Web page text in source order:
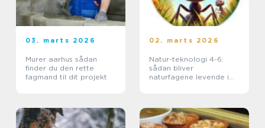
03. marts 2026
Murer aarhus sådan
finder du den rette
fagmand til dit projekt
02. marts 2026
Natur-teknologi 4-6:
sådan bliver
naturfagene levende i